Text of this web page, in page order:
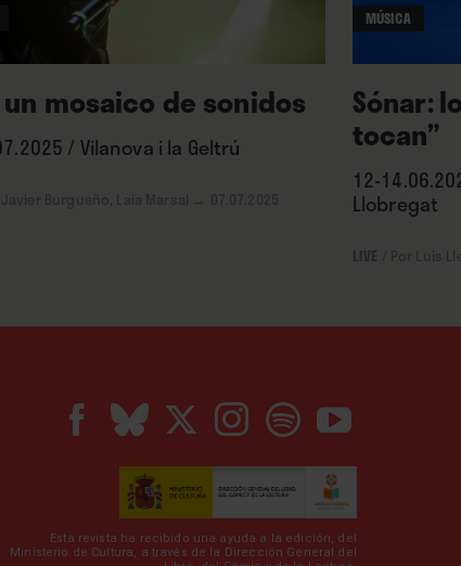
un mosaico de sonidos
/ Vilanova i la Geltrú
MÚSICA
Sónar:
tocan”
12-
Llobregat
Esta revista ha recibido una ayuda a la edición, del
Ministerio de Cultura, a través de la Dirección General del